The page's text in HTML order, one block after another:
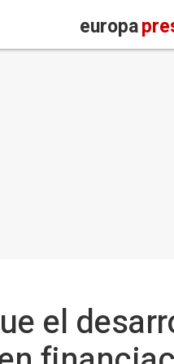
europa
el